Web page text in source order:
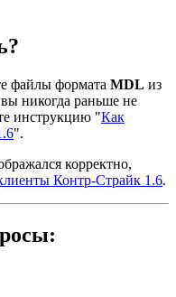
файлы формата MDL из
никогда раньше не
инструкцию "Как
".
корректно,
Контр-Страйк 1.6.